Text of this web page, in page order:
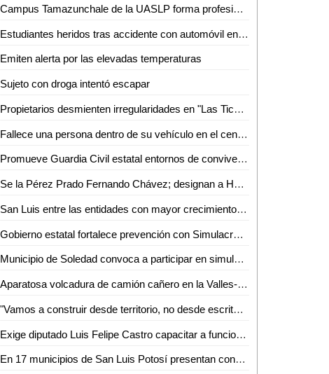
Campus Tamazunchale de la UASLP forma profesionistas preparados para enfrentar retos del ámbito financiero
Estudiantes heridos tras accidente con automóvil en la colonia Pueblo Nuevo
Emiten alerta por las elevadas temperaturas
Sujeto con droga intentó escapar
Propietarios desmienten irregularidades en "Las Tichas" y acusa de violencia al MHD
Fallece una persona dentro de su vehículo en el centro de Aquismón
Promueve Guardia Civil estatal entornos de convivencia y fortalecimiento familiar en el altiplano
Se la Pérez Prado Fernando Chávez; designan a Hugo Contreras como delegado del PRI en San Luis
San Luis entre las entidades con mayor crecimiento económico
Gobierno estatal fortalece prevención con Simulacro Nacional
Municipio de Soledad convoca a participar en simulacro nacional este 6 de mayo
Aparatosa volcadura de camión cañero en la Valles-Naranjo; afortunadamente nadie salió herido
"Vamos a construir desde territorio, no desde escritorios": Morena rumbo al 2027
Exige diputado Luis Felipe Castro capacitar a funcionarios tras muerte de un perrito en Valles
En 17 municipios de San Luis Potosí presentan condiciones anormalmente secas